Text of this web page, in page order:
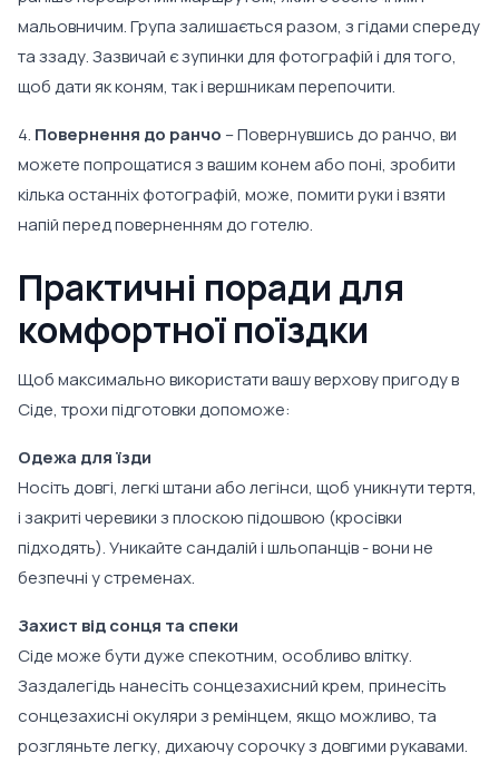
мальовничим. Група залишається разом, з гідами спереду
та ззаду. Зазвичай є зупинки для фотографій і для того,
щоб дати як коням, так і вершникам перепочити.
4. Повернення до ранчо – Повернувшись до ранчо, ви
можете попрощатися з вашим конем або поні, зробити
кілька останніх фотографій, може, помити руки і взяти
напій перед поверненням до готелю.
Практичні поради для
комфортної поїздки
Щоб максимально використати вашу верхову пригоду в
Сіде, трохи підготовки допоможе:
Одежа для їзди
Носіть довгі, легкі штани або легінси, щоб уникнути тертя,
і закриті черевики з плоскою підошвою (кросівки
підходять). Уникайте сандалій і шльопанців - вони не
безпечні у стременах.
Захист від сонця та спеки
Сіде може бути дуже спекотним, особливо влітку.
Заздалегідь нанесіть сонцезахисний крем, принесіть
сонцезахисні окуляри з ремінцем, якщо можливо, та
розгляньте легку, дихаючу сорочку з довгими рукавами.